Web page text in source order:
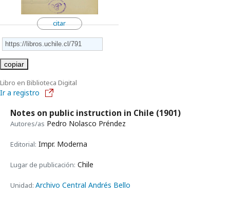
citar
copiar
Libro en Biblioteca Digital
Ir a registro
Notes on public instruction in Chile (1901)
Autores/as Pedro Nolasco Préndez
Editorial: Impr. Moderna
Lugar de publicación: Chile
Unidad: Archivo Central Andrés Bello